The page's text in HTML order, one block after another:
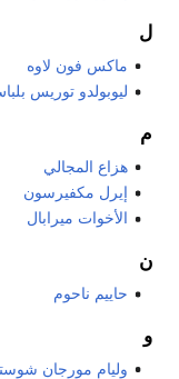
ل
ماكس فون لاوه
ليوبولدو توريس
م
هزاع المجالي
إيرل مكفيرسون
الأخوات ميرابال
ن
حاييم ناحوم
و
وليام مورجان